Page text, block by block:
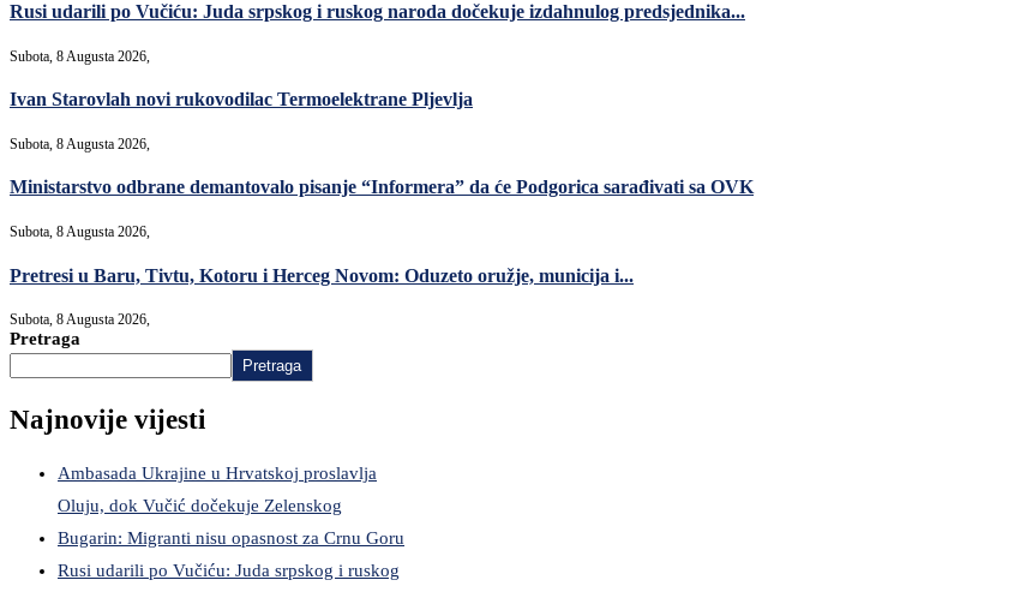
Rusi udarili po Vučiću: Juda srpskog i ruskog naroda dočekuje izdahnulog predsjednika...
Subota, 8 Augusta 2026,
Ivan Starovlah novi rukovodilac Termoelektrane Pljevlja
Subota, 8 Augusta 2026,
Ministarstvo odbrane demantovalo pisanje “Informera” da će Podgorica sarađivati sa OVK
Subota, 8 Augusta 2026,
Pretresi u Baru, Tivtu, Kotoru i Herceg Novom: Oduzeto oružje, municija i...
Subota, 8 Augusta 2026,
Pretraga
Pretraga
Najnovije vijesti
Ambasada Ukrajine u Hrvatskoj proslavlja
Oluju, dok Vučić dočekuje Zelenskog
Bugarin: Migranti nisu opasnost za Crnu Goru
Rusi udarili po Vučiću: Juda srpskog i ruskog